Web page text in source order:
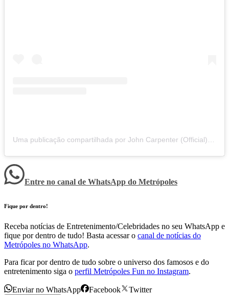
Entre no canal de WhatsApp do Metrópoles
Fique por dentro!
Receba notícias de Entretenimento/Celebridades no seu WhatsApp e
fique por dentro de tudo! Basta acessar o canal de notícias do
Metrópoles no WhatsApp.
Para ficar por dentro de tudo sobre o universo dos famosos e do
entretenimento siga o perfil Metrópoles Fun no Instagram.
Enviar no WhatsApp Facebook Twitter